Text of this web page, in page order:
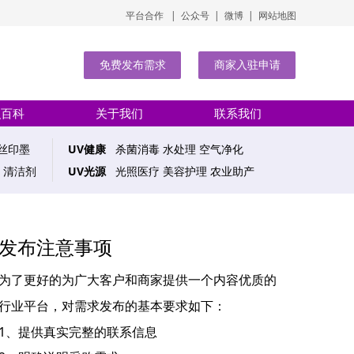
平台合作 | 公众号 | 微博 | 网站地图
免费发布需求 商家入驻申请
科 关于我们 联系我们
印墨
洁剂
UV健康 杀菌消毒 水处理 空气净化
UV光源光照医疗 美容护理 农业助产
发布注意事项
为了更好的为广大客户和商家提供一个内容优质的
业平台，对需求发布的基本要求如下：
1、提供真实完整的联系信息